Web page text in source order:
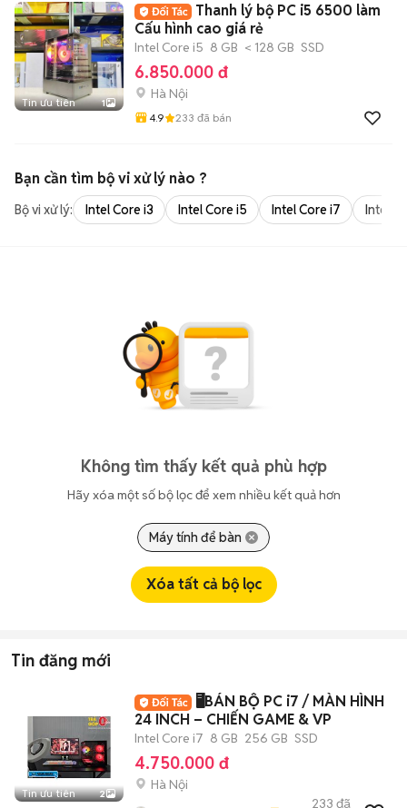
Tin ưu tiên 1
Thanh lý bộ PC i5 6500 làm
Cấu hình cao giá rẻ
Intel Core i5 8 GB < 128 GB SSD
6.850.000 đ
Hà Nội
4.9 233 đã bán
Bạn cần tìm bộ vi xử lý nào ?
Bộ vi xử lý: Intel Core i3 Intel Core i5 Intel Core i7 Intel
Không tìm thấy kết quả phù hợp
Hãy xóa một số bộ lọc để xem nhiều kết quả hơn
Máy tính để bàn
Xóa tất cả bộ lọc
Tin đăng mới
Tin ưu tiên 2
🖥️BÁN BỘ PC i7 / MÀN HÌNH
24 INCH – CHIẾN GAME & VP
Intel Core i7 8 GB 256 GB SSD
4.750.000 đ
Hà Nội
233 đã